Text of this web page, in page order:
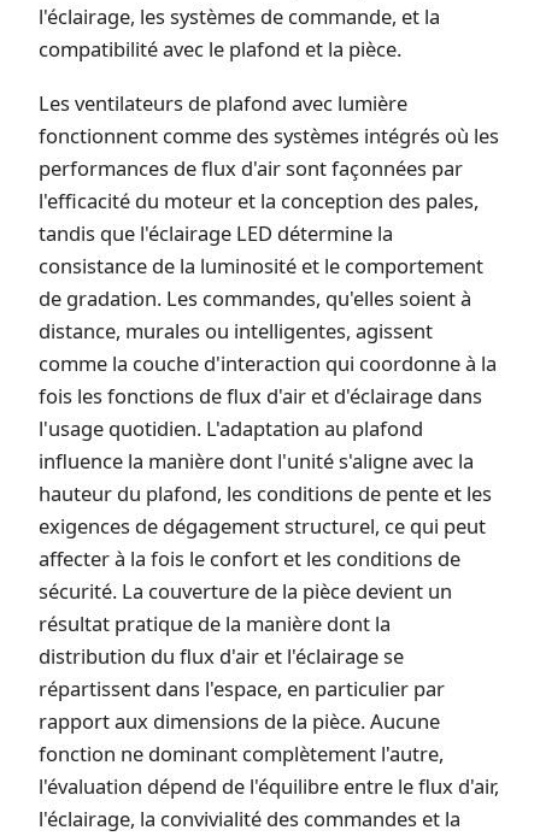
l'éclairage, les systèmes de commande, et la
compatibilité avec le plafond et la pièce.
Les ventilateurs de plafond avec lumière
fonctionnent comme des systèmes intégrés où les
performances de flux d'air sont façonnées par
l'efficacité du moteur et la conception des pales,
tandis que l'éclairage LED détermine la
consistance de la luminosité et le comportement
de gradation. Les commandes, qu'elles soient à
distance, murales ou intelligentes, agissent
comme la couche d'interaction qui coordonne à la
fois les fonctions de flux d'air et d'éclairage dans
l'usage quotidien. L'adaptation au plafond
influence la manière dont l'unité s'aligne avec la
hauteur du plafond, les conditions de pente et les
exigences de dégagement structurel, ce qui peut
affecter à la fois le confort et les conditions de
sécurité. La couverture de la pièce devient un
résultat pratique de la manière dont la
distribution du flux d'air et l'éclairage se
répartissent dans l'espace, en particulier par
rapport aux dimensions de la pièce. Aucune
fonction ne dominant complètement l'autre,
l'évaluation dépend de l'équilibre entre le flux d'air,
l'éclairage, la convivialité des commandes et la